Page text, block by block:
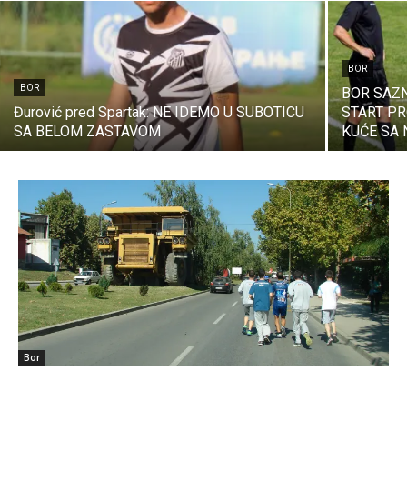
BOR
Đurović pred Spartak: NE IDEMO U SUBOTICU
SA BELOM ZASTAVOM
BOR
BOR
START
KUĆE SA
Bor